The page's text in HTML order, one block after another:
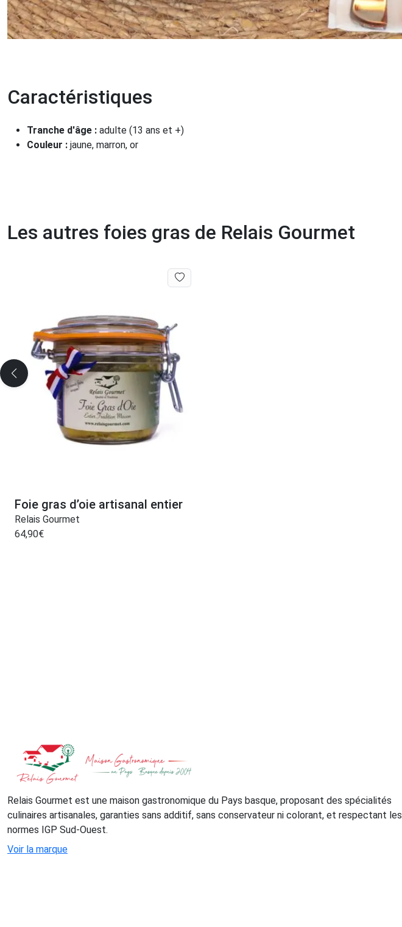
Caractéristiques
Tranche d'âge : adulte (13 ans et +)
Couleur : jaune, marron, or
Les autres foies gras de Relais Gourmet
Foie gras d’oie artisanal entier
Relais Gourmet
64,90€
Relais Gourmet est une maison gastronomique du Pays basque, proposant des spécialités
culinaires artisanales, garanties sans additif, sans conservateur ni colorant, et respectant les
normes IGP Sud-Ouest.
Voir la marque